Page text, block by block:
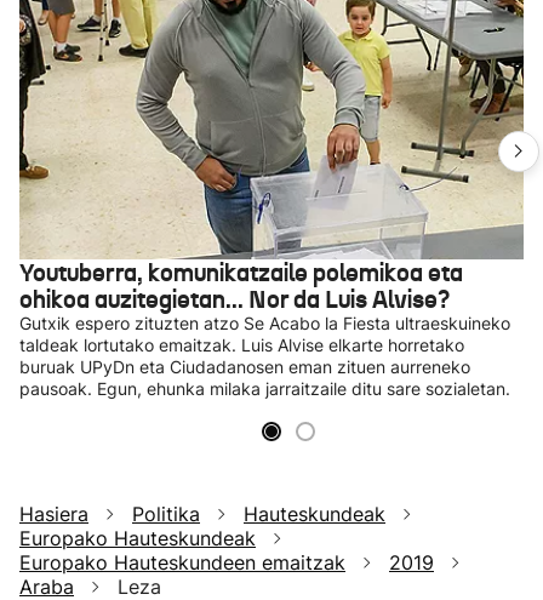
Youtuberra, komunikatzaile polemikoa eta
ohikoa auzitegietan... Nor da Luis Alvise?
Gutxik espero zituzten atzo Se Acabo la Fiesta ultraeskuineko
taldeak lortutako emaitzak. Luis Alvise elkarte horretako
buruak UPyDn eta Ciudadanosen eman zituen aurreneko
pausoak. Egun, ehunka milaka jarraitzaile ditu sare sozialetan.
Hasiera Politika
Hauteskundeak
Europako Hauteskundeak
Europako Hauteskundeen emaitzak
2019
Araba
Leza